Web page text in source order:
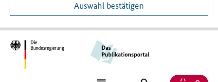
Auswahl bestätigen